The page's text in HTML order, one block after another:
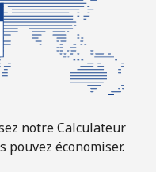
notre Calculateur
pouvez économiser.